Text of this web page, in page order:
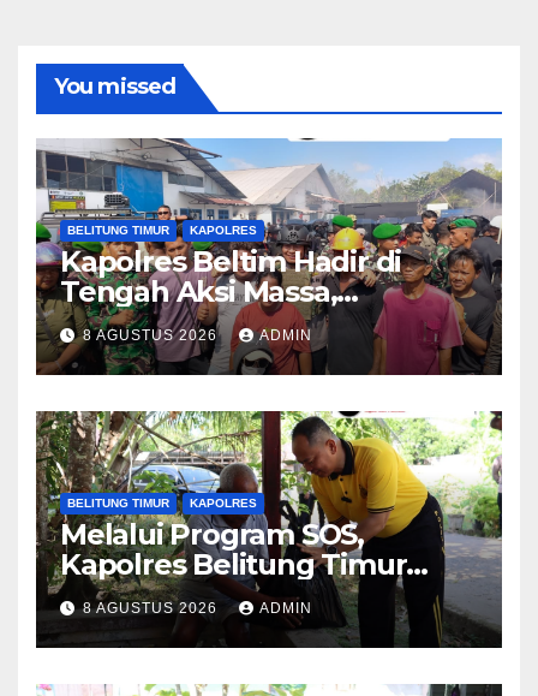
You missed
BELITUNG TIMUR KAPOLRES
Kapolres Beltim Hadir di
Tengah Aksi Massa,
Kedepankan Pendekatan
Humanis dan Jembatani
Aspirasi Masyarakat
8 AGUSTUS 2026 ADMIN
BELITUNG TIMUR KAPOLRES
Melalui Program SOS,
Kapolres Belitung Timur
Sambang Warga yang
Sedang Sakit
8 AGUSTUS 2026 ADMIN